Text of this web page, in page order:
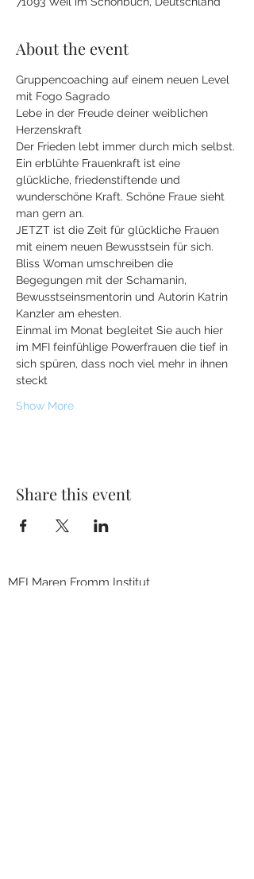
About the event
Gruppencoaching auf einem neuen Level
mit Fogo Sagrado
Lebe in der Freude deiner weiblichen
Herzenskraft
Der Frieden lebt immer durch mich selbst.
Ein erblühte Frauenkraft ist eine
glückliche, friedenstiftende und
wunderschöne Kraft. Schöne Fraue sieht
man gern an.
JETZT ist die Zeit für glückliche Frauen
mit einem neuen Bewusstsein für sich.
Bliss Woman umschreiben die
Begegungen mit der Schamanin,
Bewusstseinsmentorin und Autorin Katrin
Kanzler am ehesten.
Einmal im Monat begleitet Sie auch hier
im MFI feinfühlige Powerfrauen die tief in
sich spüren, dass noch viel mehr in ihnen
steckt
Show More
Share this event
MFI Maren Fromm Institut